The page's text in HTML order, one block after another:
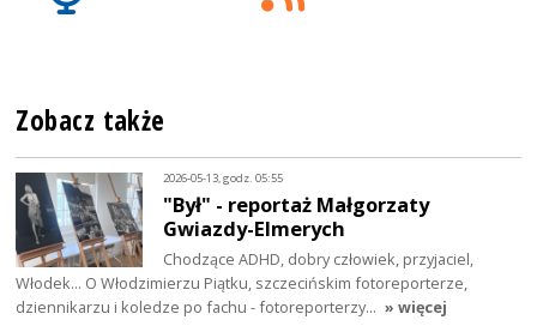
Zobacz także
2026-05-13, godz. 05:55
"Był" - reportaż Małgorzaty
Gwiazdy-Elmerych
Chodzące ADHD, dobry człowiek, przyjaciel,
Włodek... O Włodzimierzu Piątku, szczecińskim fotoreporterze,
dziennikarzu i koledze po fachu - fotoreporterzy… » więcej